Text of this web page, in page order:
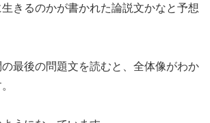
きるのかが書かれた論説文かなと予想
最後の問題文を読むと、全体像がわか